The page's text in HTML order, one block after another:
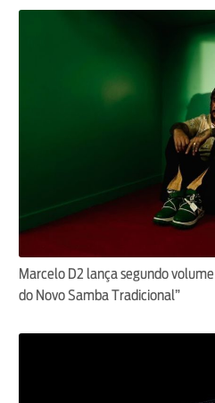
Marcelo D2 lança segundo
do Novo Samba Tradicional”